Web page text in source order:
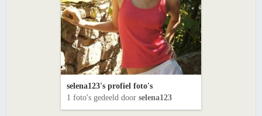
selena123's profiel foto's
1 foto's gedeeld door selena123